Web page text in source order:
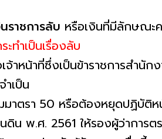
ราชการลับ หรือเงินที่มีลักษณะ
ะทําเป็นเรื่องลับ
าหน้าที่ซึ่งเป็นข้าราชการสํานั
เป็น
าตรา 50 หรือต้องหยุดปฏิบัติ
ดิน พ.ศ. 2561 ให้รองผู้ว่าการ